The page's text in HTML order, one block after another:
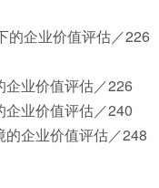
的企业价值评估／226
企业价值评估／226
企业价值评估／240
的企业价值评估／248